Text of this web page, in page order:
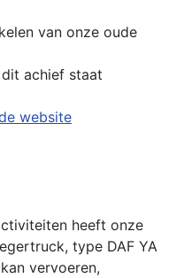
van onze oude
achief staat
website
heeft onze
type DAF YA
vervoeren,